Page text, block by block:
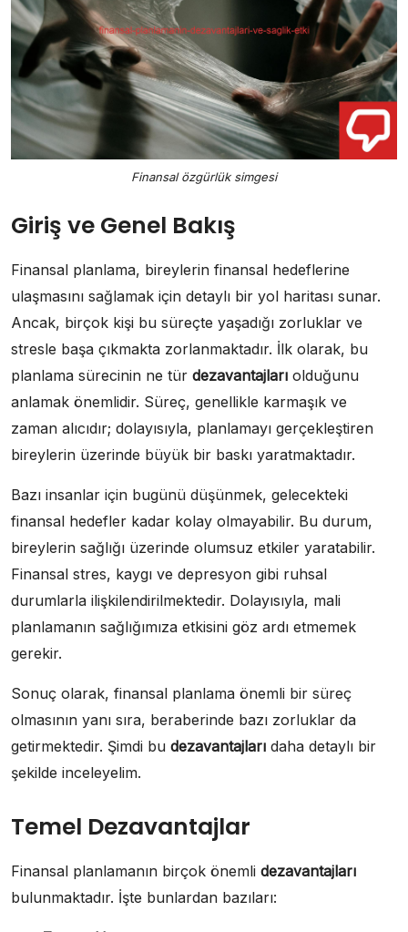
Finansal özgürlük simgesi
Giriş ve Genel Bakış
Finansal planlama, bireylerin finansal hedeflerine
ulaşmasını sağlamak için detaylı bir yol haritası sunar.
Ancak, birçok kişi bu süreçte yaşadığı zorluklar ve
stresle başa çıkmakta zorlanmaktadır. İlk olarak, bu
planlama sürecinin ne tür dezavantajları olduğunu
anlamak önemlidir. Süreç, genellikle karmaşık ve
zaman alıcıdır; dolayısıyla, planlamayı gerçekleştiren
bireylerin üzerinde büyük bir baskı yaratmaktadır.
Bazı insanlar için bugünü düşünmek, gelecekteki
finansal hedefler kadar kolay olmayabilir. Bu durum,
bireylerin sağlığı üzerinde olumsuz etkiler yaratabilir.
Finansal stres, kaygı ve depresyon gibi ruhsal
durumlarla ilişkilendirilmektedir. Dolayısıyla, mali
planlamanın sağlığımıza etkisini göz ardı etmemek
gerekir.
Sonuç olarak, finansal planlama önemli bir süreç
olmasının yanı sıra, beraberinde bazı zorluklar da
getirmektedir. Şimdi bu dezavantajları daha detaylı bir
şekilde inceleyelim.
Temel Dezavantajlar
Finansal planlamanın birçok önemli dezavantajları
bulunmaktadır. İşte bunlardan bazıları: